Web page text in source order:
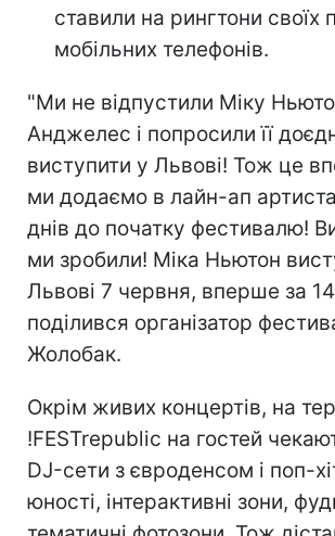
ставили на рингтони своїх
мобільних телефонів.
"Ми не відпустили Міку
Анджелес і попросили її
виступити у Львові! Тож це
ми додаємо в лайн-ап
днів до початку фестивалю!
ми зробили! Міка Ньютон
Львові 7 червня, вперше за
поділився організатор
Жолобак.
Окрім живих концертів, на
!FESTrepublic на гостей
DJ-сети з євроденсом і поп-
юності, інтерактивні зони,